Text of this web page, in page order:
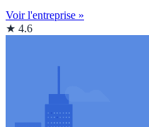
Voir l'entreprise »
★ 4.6